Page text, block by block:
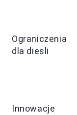
Ograniczenia
dla diesli
Innowacje